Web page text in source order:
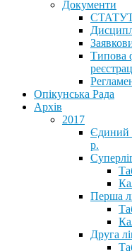
Документи
Типова
Опікунська Рада
Архів
2017
Єдиний
р.
Перша
Друга